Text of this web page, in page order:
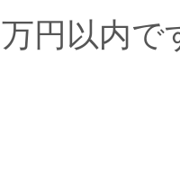
万円以内で